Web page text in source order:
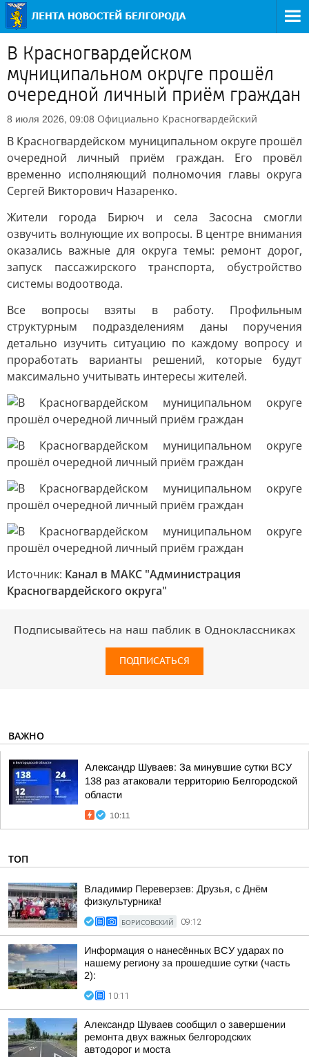
В Красногвардейском
муниципальном округе прошёл
очередной личный приём граждан
8 июля 2026, 09:08 Официально Красногвардейский
В Красногвардейском муниципальном округе прошёл
очередной личный приём граждан. Его провёл
временно исполняющий полномочия главы округа
Сергей Викторович Назаренко.
Жители города Бирюч и села Засосна смогли
озвучить волнующие их вопросы. В центре внимания
оказались важные для округа темы: ремонт дорог,
запуск пассажирского транспорта, обустройство
системы водоотвода.
Все вопросы взяты в работу. Профильным
структурным подразделениям даны поручения
детально изучить ситуацию по каждому вопросу и
проработать варианты решений, которые будут
максимально учитывать интересы жителей.
Источник: Канал в МАКС "Администрация
Красногвардейского округа"
Подписывайтесь на наш паблик в Одноклассниках
ПОДПИСАТЬСЯ
ВАЖНО
Александр Шуваев: За минувшие сутки ВСУ
138 раз атаковали территорию Белгородской
области
10:11
ТОП
Владимир Переверзев: Друзья, с Днём
физкультурника!
БОРИСОВСКИЙ 09:12
Информация о нанесённых ВСУ ударах по
нашему региону за прошедшие сутки (часть
2):
10:11
Александр Шуваев сообщил о завершении
ремонта двух важных белгородских
автодорог и моста